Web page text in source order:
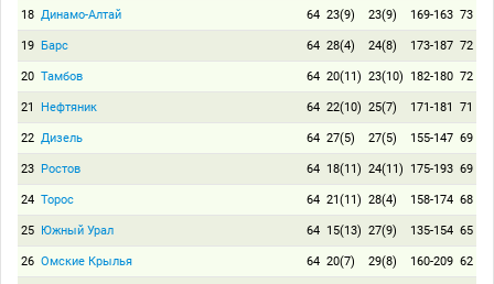
18 Динамо-Алтай 64 23(9) 23(9) 169-163 73
19 Барс 64 28(4) 24(8) 173-187 72
20 Тамбов 64 20(11) 23(10) 182-180 72
21 Нефтяник 64 22(10) 25(7) 171-181 71
22 Дизель 64 27(5) 27(5) 155-147 69
23 Ростов 64 18(11) 24(11) 175-193 69
24 Торос 64 21(11) 28(4) 158-174 68
25 Южный Урал 64 15(13) 27(9) 135-154 65
26 Омские Крылья 64 20(7) 29(8) 160-209 62